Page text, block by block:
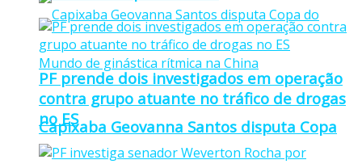
Capixaba Geovanna Santos disputa Copa
PF prende dois investigados em operação
contra grupo atuante no tráfico de drogas
no ES